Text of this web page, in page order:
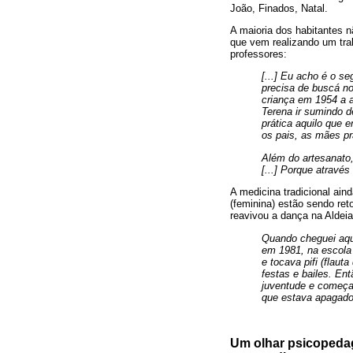
João, Finados, Natal.
A maioria dos habitantes
que vem realizando um
professores:
[...] Eu acho é o
precisa de buscá
criança em 1954 a
Terena ir sumindo
prática aquilo que
os pais, as mães
Além do
[...] Porque através
A medicina tradicional
(feminina) estão sendo
reavivou a dança na
Quando cheguei
em 1981, na
e tocava pifi (flauta
festas e bailes.
juventude e
que estava
Um olhar